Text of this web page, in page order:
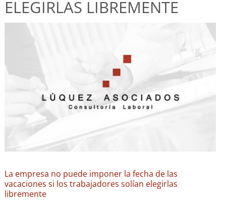
ELEGIRLAS LIBREMENTE
La empresa no puede imponer la fecha de las
vacaciones si los trabajadores solían elegirlas
libremente